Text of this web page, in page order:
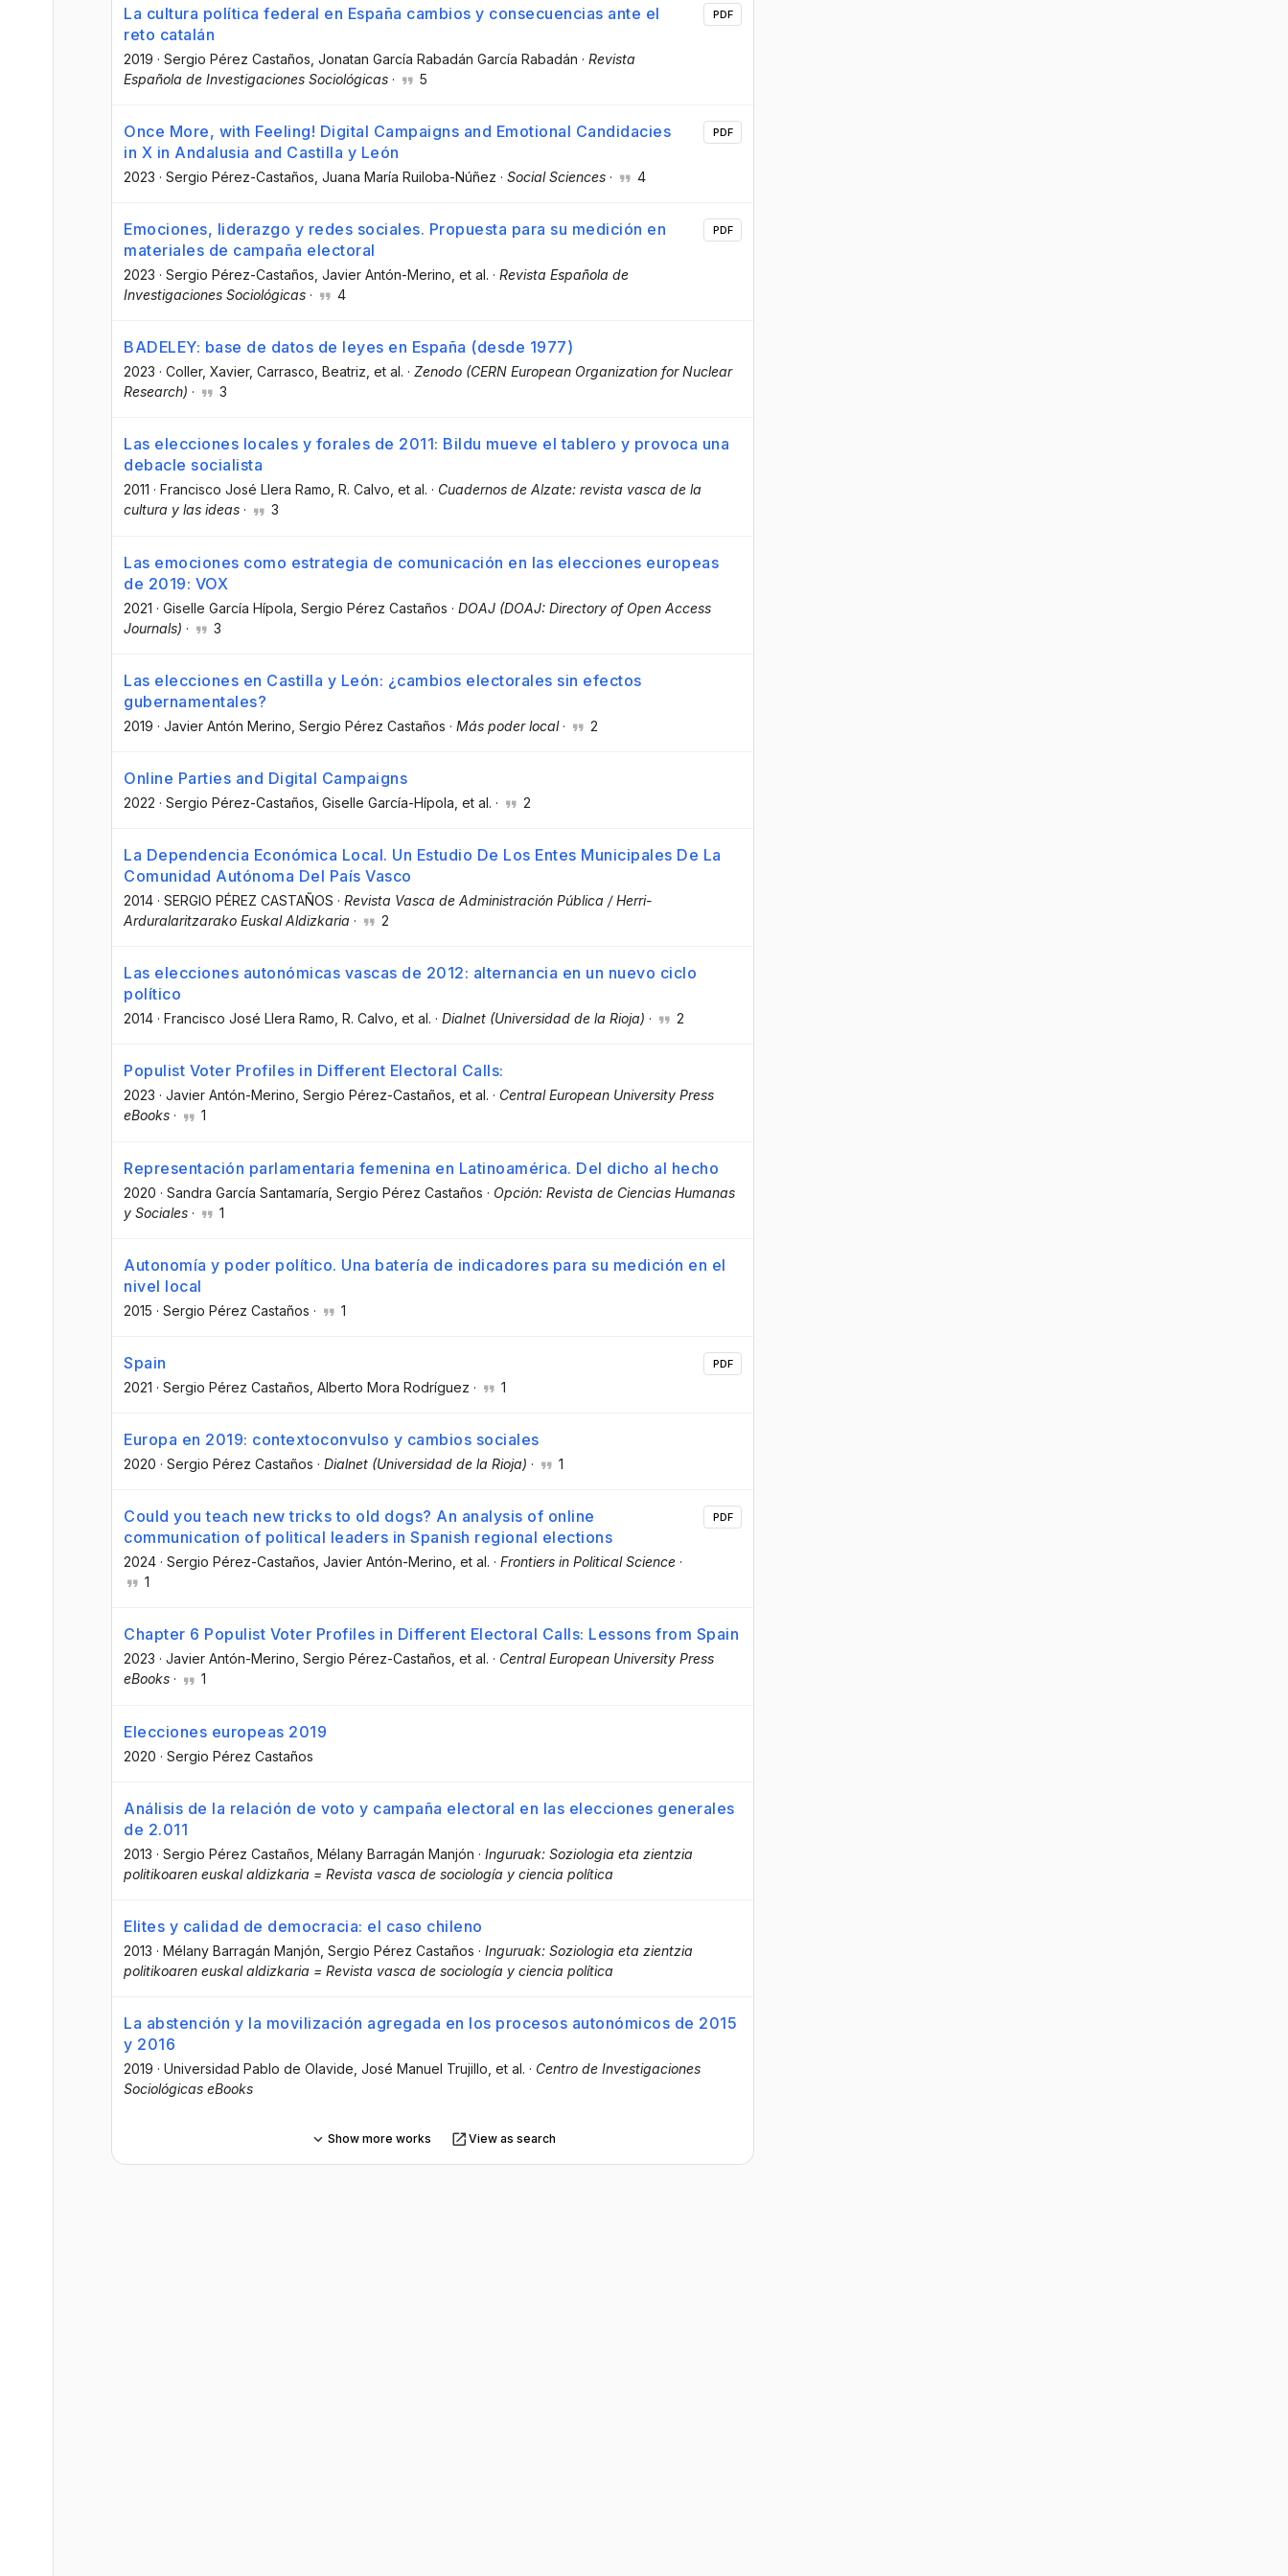
La cultura política federal en España cambios y consecuencias ante el
reto catalán
2019 · Sergio Pérez Castaños , Jonatan García Rabadán García Rabadán · Revista
Española de Investigaciones Sociológicas · 5
PDF
Once More, with Feeling! Digital Campaigns and Emotional Candidacies
in X in Andalusia and Castilla y León
2023 · Sergio Pérez-Castaños , Juana María Ruiloba-Núñez · Social Sciences · 4
PDF
Emociones, liderazgo y redes sociales. Propuesta para su medición en
materiales de campaña electoral
2023 · Sergio Pérez-Castaños , Javier Antón-Merino , et al. · Revista Española de
Investigaciones Sociológicas · 4
PDF
BADELEY: base de datos de leyes en España (desde 1977)
2023 · Coller, Xavier, Carrasco, Beatriz , et al. · Zenodo (CERN European Organization for Nuclear
Research) · 3
Las elecciones locales y forales de 2011: Bildu mueve el tablero y provoca una
debacle socialista
2011 · Francisco José Llera Ramo , R. Calvo , et al. · Cuadernos de Alzate: revista vasca de la
cultura y las ideas · 3
Las emociones como estrategia de comunicación en las elecciones europeas
de 2019: VOX
2021 · Giselle García Hípola , Sergio Pérez Castaños · DOAJ (DOAJ: Directory of Open Access
Journals) · 3
Las elecciones en Castilla y León: ¿cambios electorales sin efectos
gubernamentales?
2019 · Javier Antón Merino , Sergio Pérez Castaños · Más poder local· 2
Online Parties and Digital Campaigns
2022 · Sergio Pérez-Castaños , Giselle García-Hípola , et al. · 2
La Dependencia Económica Local. Un Estudio De Los Entes Municipales De La
Comunidad Autónoma Del País Vasco
2014 · SERGIO PÉREZ CASTAÑOS · Revista Vasca de Administración Pública / Herri-
Arduralaritzarako Euskal Aldizkaria · 2
Las elecciones autonómicas vascas de 2012: alternancia en un nuevo ciclo
político
2014 · Francisco José Llera Ramo , R. Calvo , et al. · Dialnet (Universidad de la Rioja) · 2
Populist Voter Profiles in Different Electoral Calls:
2023 · Javier Antón-Merino, Sergio Pérez-Castaños, et al. · Central European University Press
eBooks · 1
Representación parlamentaria femenina en Latinoamérica. Del dicho al hecho
2020 · Sandra García Santamaría , Sergio Pérez Castaños · Opción: Revista de Ciencias Humanas
y Sociales · 1
Autonomía y poder político. Una batería de indicadores para su medición en el
nivel local
2015 · Sergio Pérez Castaños · 1
Spain
2021 · Sergio Pérez Castaños , Alberto Mora Rodríguez · 1
PDF
Europa en 2019: contextoconvulso y cambios sociales
2020 · Sergio Pérez Castaños · Dialnet (Universidad de la Rioja) · 1
Could you teach new tricks to old dogs? An analysis of online
communication of political leaders in Spanish regional elections
2024 · Sergio Pérez-Castaños , Javier Antón-Merino , et al. · Frontiers in Political Science ·
1
PDF
Chapter 6 Populist Voter Profiles in Different Electoral Calls: Lessons from Spain
2023 · Javier Antón-Merino, Sergio Pérez-Castaños, et al. · Central European University Press
eBooks · 1
Elecciones europeas 2019
2020 · Sergio Pérez Castaños
Análisis de la relación de voto y campaña electoral en las elecciones generales
de 2.011
2013 · Sergio Pérez Castaños , Mélany Barragán Manjón · Inguruak: Soziologia eta zientzia
politikoaren euskal aldizkaria = Revista vasca de sociología y ciencia política
Elites y calidad de democracia: el caso chileno
2013 · Mélany Barragán Manjón , Sergio Pérez Castaños · Inguruak: Soziologia eta zientzia
politikoaren euskal aldizkaria = Revista vasca de sociología y ciencia política
La abstención y la movilización agregada en los procesos autonómicos de 2015
y 2016
2019 · Universidad Pablo de Olavide , José Manuel Trujillo , et al. · Centro de Investigaciones
Sociológicas eBooks
Show more works View as search